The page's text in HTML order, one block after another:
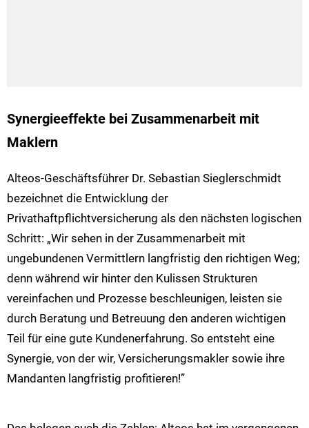
Synergieeffekte bei Zusammenarbeit mit
Maklern
Alteos-Geschäftsführer Dr. Sebastian Sieglerschmidt
bezeichnet die Entwicklung der
Privathaftpflichtversicherung als den nächsten logischen
Schritt: „Wir sehen in der Zusammenarbeit mit
ungebundenen Vermittlern langfristig den richtigen Weg;
denn während wir hinter den Kulissen Strukturen
vereinfachen und Prozesse beschleunigen, leisten sie
durch Beratung und Betreuung den anderen wichtigen
Teil für eine gute Kundenerfahrung. So entsteht eine
Synergie, von der wir, Versicherungsmakler sowie ihre
Mandanten langfristig profitieren!”